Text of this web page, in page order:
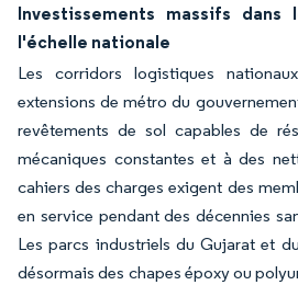
Investissements massifs dans
l'échelle nationale
Les corridors logistiques
extensions de métro du
revêtements de sol capables de
mécaniques constantes et à des
cahiers des charges exigent des
en service pendant des décennies
Les parcs industriels du Gujarat et
désormais des chapes époxy ou